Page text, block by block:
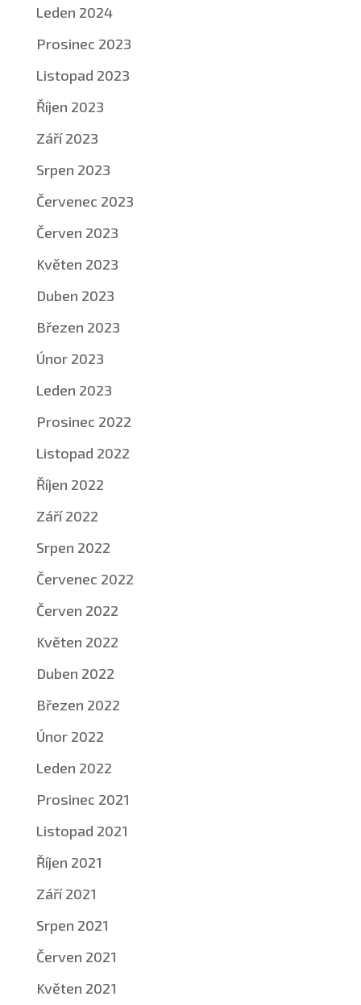
Leden 2024
Prosinec 2023
Listopad 2023
Říjen 2023
Září 2023
Srpen 2023
Červenec 2023
Červen 2023
Květen 2023
Duben 2023
Březen 2023
Únor 2023
Leden 2023
Prosinec 2022
Listopad 2022
Říjen 2022
Září 2022
Srpen 2022
Červenec 2022
Červen 2022
Květen 2022
Duben 2022
Březen 2022
Únor 2022
Leden 2022
Prosinec 2021
Listopad 2021
Říjen 2021
Září 2021
Srpen 2021
Červen 2021
Květen 2021